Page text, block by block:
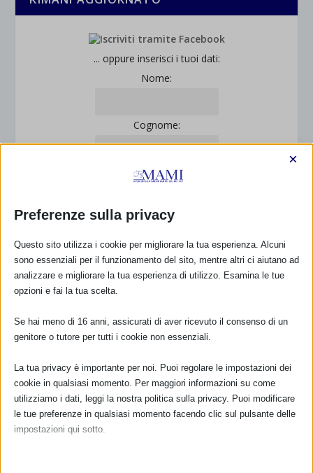
... oppure inserisci i tuoi dati:
Nome:
Cognome:
Indirizzo email:
Clicca qui per ricevere la
Newsletter MAMI
Leggi qui l'informativa sulla privacy
Privacy: acconsento al trattamento dei miei dati
personali (Regolamento UE 2016/679)
DONA E ASSOCIATI CON PAYPAL!
Preferenze sulla privacy
×
Questo sito utilizza i cookie per migliorare la tua esperienza. Alcuni
sono essenziali per il funzionamento del sito, mentre altri ci aiutano ad
analizzare e migliorare la tua esperienza di utilizzo. Esamina le tue
opzioni e fai la tua scelta.
Se hai meno di 16 anni, assicurati di aver ricevuto il consenso di un
genitore o tutore per tutti i cookie non essenziali.
La tua privacy è importante per noi. Puoi regolare le impostazioni dei
cookie in qualsiasi momento. Per maggiori informazioni su come
utilizziamo i dati, leggi la nostra politica sulla privacy. Puoi modificare
le tue preferenze in qualsiasi momento facendo clic sul pulsante delle
impostazioni qui sotto.